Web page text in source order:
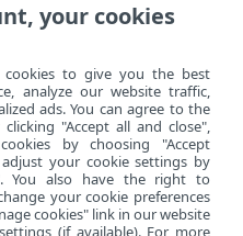
News
your cookies
to give you the best
analyze our website traffic,
ads. You can agree to the
"Accept all and close",
by choosing "Accept
your cookie settings by
You also have the right to
your cookie preferences
cookies" link in our website
(if available). For more